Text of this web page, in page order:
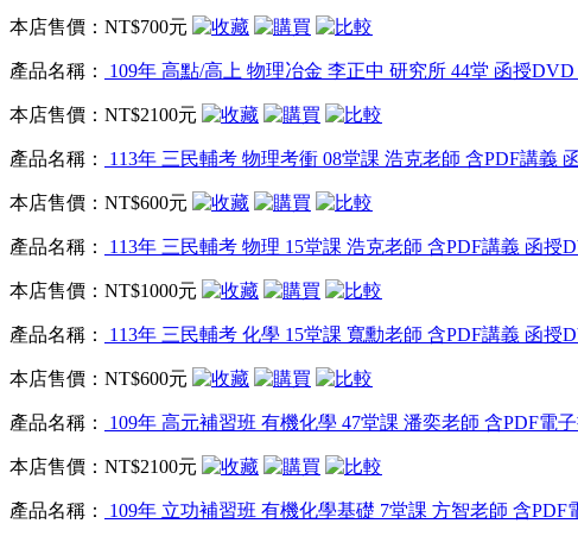
本店售價： NT$700元
產品名稱： 109年 高點/高上 物理冶金 李正中 研究所 44堂 函授
本店售價： NT$2100元
產品名稱： 113年 三民輔考 物理考衝 08堂課 浩克老師 含PDF講義
本店售價： NT$600元
產品名稱： 113年 三民輔考 物理 15堂課 浩克老師 含PDF講義 函授
本店售價： NT$1000元
產品名稱： 113年 三民輔考 化學 15堂課 寬勳老師 含PDF講義 函授
本店售價： NT$600元
產品名稱： 109年 高元補習班 有機化學 47堂課 潘奕老師 含PDF電
本店售價： NT$2100元
產品名稱： 109年 立功補習班 有機化學基礎 7堂課 方智老師 含